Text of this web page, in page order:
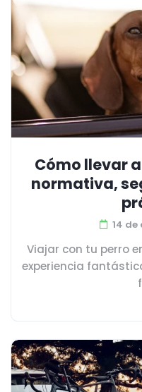
Cómo llevar
normativa,
14 de
Viajar con tu perro
experiencia